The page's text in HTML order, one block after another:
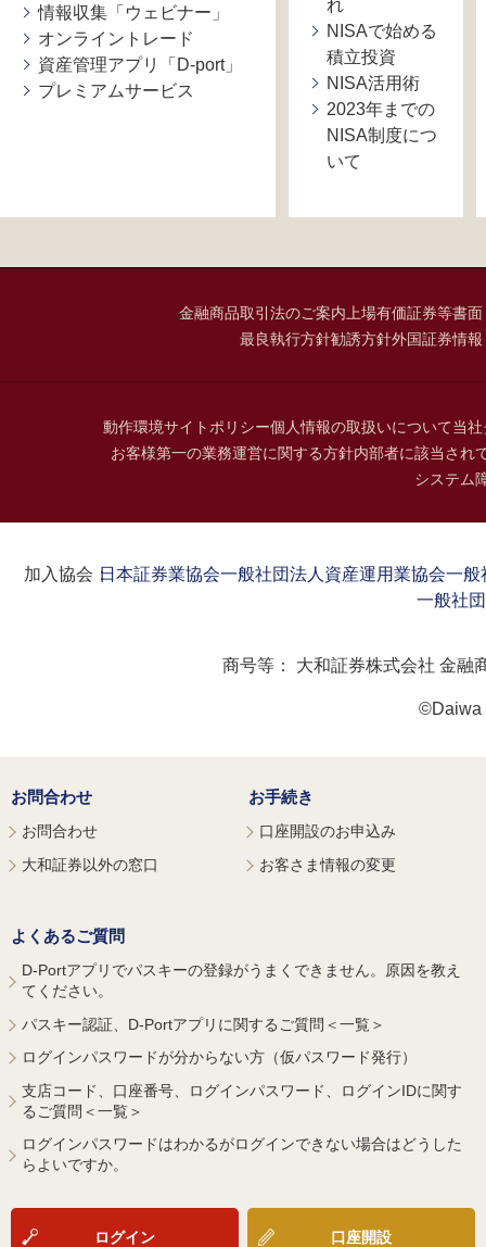
情報収集「ウェビナー」
オンライントレード
資産管理アプリ「D-port」
プレミアムサービス
れ
NISAで始める
積立投資
NISA活用術
2023年までの
NISA制度につ
いて
金融商品取引法のご案内 上場有価証券等書
最良執行方針勧誘方針外国証券情
動作環境サイトポリシー個人情報の取扱いについて当
お客様第一の業務運営に関する方針内部者に該当され
システム
加入協会：日本証券業協会一般社団法人資産運用業協会一般
一般社
商号等： 大和証券株式会社 金融
©Daiwa
お問合わせ
お問合わせ
大和証券以外の窓口
お手続き
口座開設のお申込み
お客さま情報の変更
よくあるご質問
D-Portアプリでパスキーの登録がうまくできません。原因を教え
てください。
パスキー認証、D-Portアプリに関するご質問＜一覧＞
ログインパスワードが分からない方（仮パスワード発行）
支店コード、口座番号、ログインパスワード、ログインIDに関す
るご質問＜一覧＞
ログインパスワードはわかるがログインできない場合はどうした
らよいですか。
ログイン 口座開設